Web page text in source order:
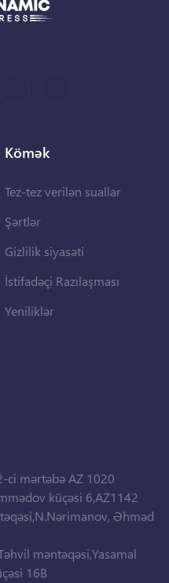
Kömək
Tez-tez verilən suallar
Şərtlər
Gizlilik siyasəti
İstifadəçi Razılaşması
Yeniliklər
ci mərtəbə AZ 1020
küçəsi 6,AZ1142
Əhməd
məntəqəsi,Yasamal
16B